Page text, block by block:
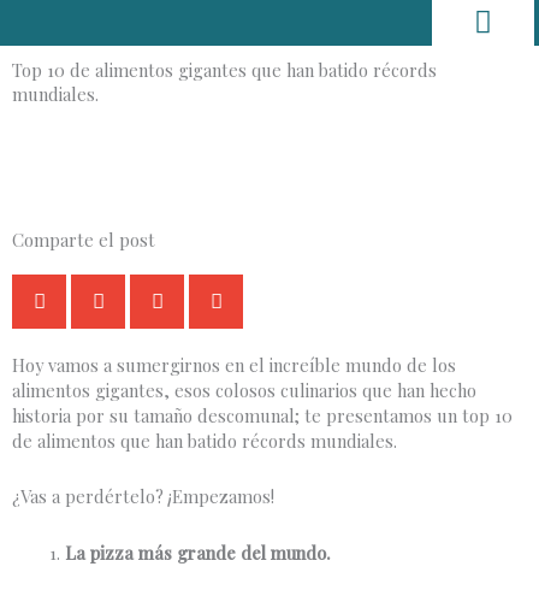
contenido
Top 10 de alimentos gigantes que han batido récords
mundiales.
Comparte el post
Hoy vamos a sumergirnos en el increíble mundo de los
alimentos gigantes, esos colosos culinarios que han hecho
historia por su tamaño descomunal; te presentamos un top 10
de alimentos que han batido récords mundiales.
¿Vas a perdértelo? ¡Empezamos!
La pizza más grande del mundo.